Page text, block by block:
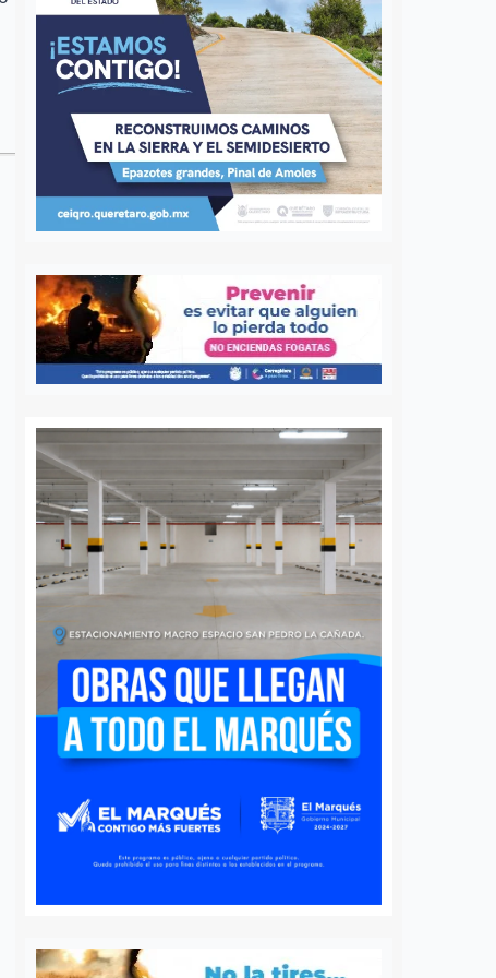
queretano:
representará
en misión
en
6 agosto, 2026
voluntaria Beatriz,
Voluntarios de Ezequiel
de Montes,
a Querétaro en la
que México
Buscará Fiscalía de
Querétaro mantener en
prisión preventiva a
neurocirujano acusado
de agresión sexual
Daniel Rico 6 agosto, 2026
La Fiscalía General del Estado de
Querétaro afirmó que agotará
todos los recursos legales para
mantener la medida cautelar de
prisión preventiva justificada en
contra del médico neurocirujano